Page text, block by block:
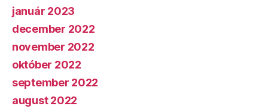
január 2023
december 2022
november 2022
október 2022
september 2022
august 2022